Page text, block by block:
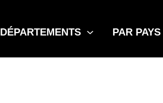
DÉPARTEMENTS PAR PAYS